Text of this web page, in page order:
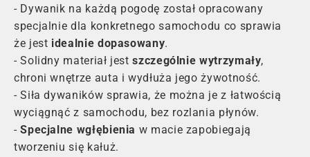
- Dywanik na każdą pogodę został opracowany
specjalnie dla konkretnego samochodu co sprawia
że jest idealnie dopasowany.
- Solidny materiał jestszczególnie wytrzymały,
chroni wnętrze auta i wydłuża jego żywotność.
- Siła dywaników sprawia, że można je z łatwością
wyciągnąć z samochodu, bez rozlania płynów.
-Specjalne wgłębienia w macie zapobiegają
tworzeniu się kałuż.